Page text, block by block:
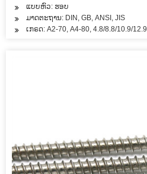
ແບບຫົວ: ຮອບ
ມາດຕະຖານ: DIN, GB, ANSI, JIS
ເກຣດ: A2-70, A4-80, 4.8/8.8/10.9/12.9